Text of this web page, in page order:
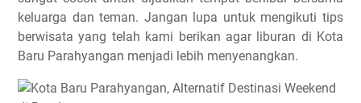
keluarga dan teman. Jangan lupa untuk mengikuti tips
berwisata yang telah kami berikan agar liburan di Kota
Baru Parahyangan menjadi lebih menyenangkan.